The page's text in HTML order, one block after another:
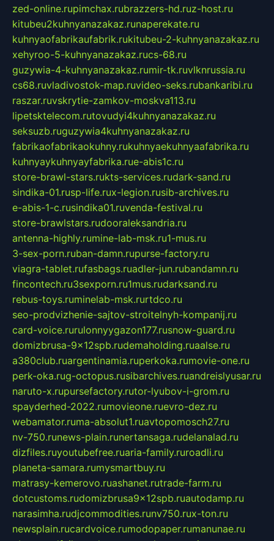
zed-online.rupimchax.rubrazzers-hd.ruz-host.ru
kitubeu2kuhnyanazakaz.runaperekate.ru
kuhnyaofabrikaufabrik.rukitubeu-2-kuhnyanazakaz.ru
xehyroo-5-kuhnyanazakaz.rucs-68.ru
guzywia-4-kuhnyanazakaz.rumir-tk.ruvlknrussia.ru
cs68.ruvladivostok-map.ruvideo-seks.rubankaribi.ru
raszar.ruvskrytie-zamkov-moskva113.ru
lipetsktelecom.rutovudyi4kuhnyanazakaz.ru
seksuzb.ruguzywia4kuhnyanazakaz.ru
fabrikaofabrikaokuhny.rukuhnyaekuhnyaafabrika.ru
kuhnyaykuhnyayfabrika.rue-abis1c.ru
store-brawl-stars.rukts-services.rudark-sand.ru
sindika-01.rusp-life.rux-legion.rusib-archives.ru
e-abis-1-c.rusindika01.ruvenda-festival.ru
store-brawlstars.rudooraleksandria.ru
antenna-highly.rumine-lab-msk.ru1-mus.ru
3-sex-porn.ruban-damn.rupurse-factory.ru
viagra-tablet.rufasbags.ruadler-jun.rubandamn.ru
fincontech.ru3sexporn.ru1mus.rudarksand.ru
rebus-toys.ruminelab-msk.rurtdco.ru
seo-prodvizhenie-sajtov-stroitelnyh-kompanij.ru
card-voice.rurulonnyygazon177.rusnow-guard.ru
domizbrusa-9x12spb.rudemaholding.ruaalse.ru
a380club.ruargentinamia.ruperkoka.rumovie-one.ru
perk-oka.rug-octopus.rusibarchives.ruandreislyusar.ru
naruto-x.rupursefactory.rutor-lyubov-i-grom.ru
spayderhed-2022.rumovieone.ruevro-dez.ru
webamator.ruma-absolut1.ruavtopomosch27.ru
nv-750.runews-plain.runertansaga.rudelanalad.ru
dizfiles.ruyoutubefree.ruaria-family.ruroadli.ru
planeta-samara.rumysmartbuy.ru
matrasy-kemerovo.ruashanet.rutrade-farm.ru
dotcustoms.rudomizbrusa9x12spb.ruautodamp.ru
narasimha.rudjcommodities.runv750.rux-ton.ru
newsplain.rucardvoice.rumodopaper.rumanunae.ru